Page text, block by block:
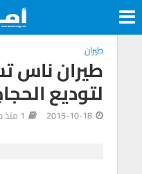
طيران
طيران ناس
لتوديع
2015-10-18 1 منذ دقيقة